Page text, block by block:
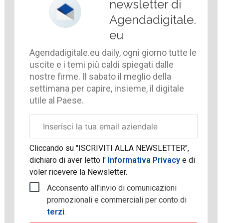
newsletter di
Agendadigitale.
eu
Agendadigitale.eu daily, ogni giorno tutte le
uscite e i temi più caldi spiegati dalle
nostre firme. Il sabato il meglio della
settimana per capire, insieme, il digitale
utile al Paese.
aziendale
Cliccando su "ISCRIVITI ALLA NEWSLETTER",
dichiaro di aver letto l' Informativa Privacye di
voler ricevere la Newsletter.
Acconsento all'invio di comunicazioni
promozionali e commerciali per conto di
terzi.